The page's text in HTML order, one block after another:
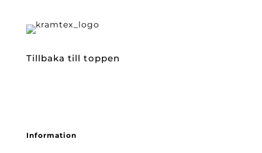
Tillbaka till toppen
Information